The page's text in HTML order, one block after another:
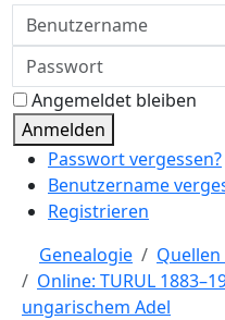
Benutzername
Passwort
Angemeldet bleiben
Anmelden
Passwort vergessen?
Benutzername
Registrieren
Genealogie
Online: TURUL
ungarischem Adel